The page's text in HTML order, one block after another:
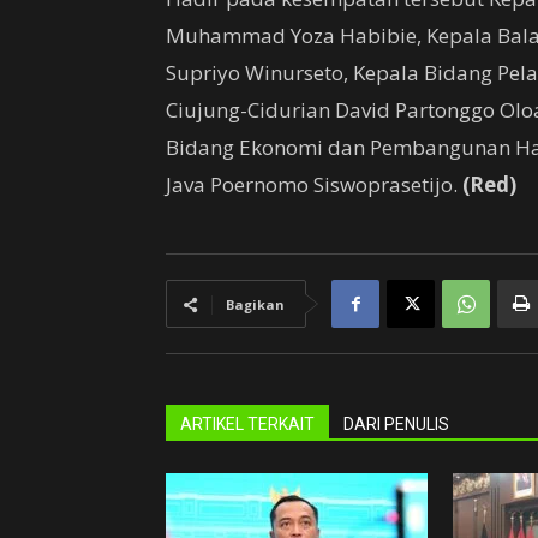
Muhammad Yoza Habibie, Kepala
Supriyo Winurseto, Kepala Bidang
Ciujung-Cidurian David Partonggo
Bidang Ekonomi dan Pembangunan
Java Poernomo Siswoprasetijo. (Red)
Bagikan
ARTIKEL TERKAIT DARI PENULIS